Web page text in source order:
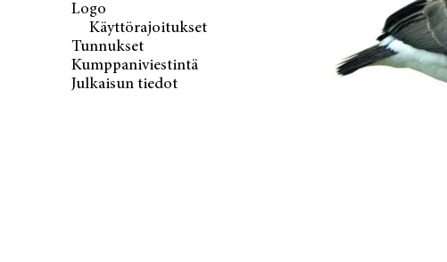
Logo
Käyttörajoitukset
Tunnukset
Kumppaniviestintä
Julkaisun tiedot